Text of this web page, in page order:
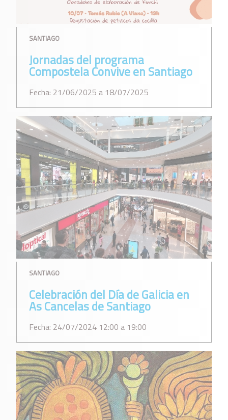
SANTIAGO
Jornadas del programa
Compostela Convive en Santiago
Fecha: 21/06/2025 a 18/07/2025
SANTIAGO
Celebración del Día de Galicia en
As Cancelas de Santiago
Fecha: 24/07/2024 12:00 a 19:00